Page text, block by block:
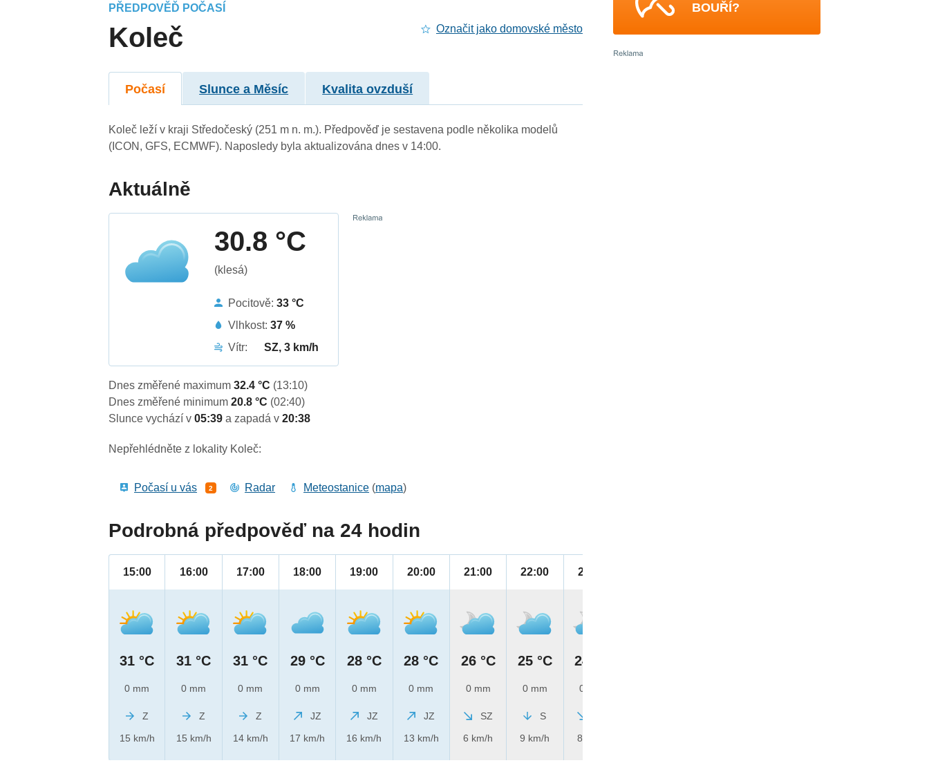
PŘEDPOVĚĎ POČASÍ
Koleč Označit jako domovské město
Počasí Slunce a Měsíc Kvalita ovzduší
Koleč leží v kraji Středočeský (251 m n. m.). Předpověď je sestavena podle několika modelů
(ICON, GFS, ECMWF). Naposledy byla aktualizována dnes v 14:00.
Aktuálně
30.8 °C
(klesá)
Pocitově:33 °C
Vlhkost:37 %
Vítr:
SZ, 3 km/h
Dnes změřené maximum32.4 °C (13:10)
Dnes změřené minimum20.8 °C (02:40)
Slunce vychází v05:39a zapadá v20:38
Nepřehlédněte z lokality Koleč:
Počasí u vás 2 Radar Meteostanice (mapa)
Podrobná předpověď na 24 hodin
15:00
31 °C
0 mm
Z
15 km/h
16:00
31 °C
0 mm
Z
15 km/h
17:00
31 °C
0 mm
Z
14 km/h
18:00
29 °C
0 mm
JZ
17 km/h
19:00
28 °C
0 mm
JZ
16 km/h
20:00
28 °C
0 mm
JZ
13 km/h
21:00
26 °C
0 mm
SZ
6 km/h
22:00
25 °C
0 mm
S
9 km/h
23:00
24 °C
0 mm
8 km/h
BOUŘÍ?